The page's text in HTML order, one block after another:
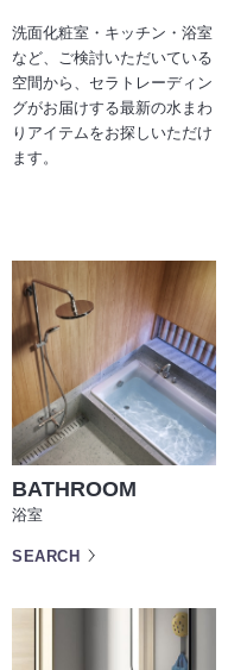
洗面化粧室・キッチン・浴室
など、ご検討いただいている
空間から、セラトレーディン
グがお届けする最新の水まわ
りアイテムをお探しいただけ
ます。
BATHROOM
浴室
SEARCH